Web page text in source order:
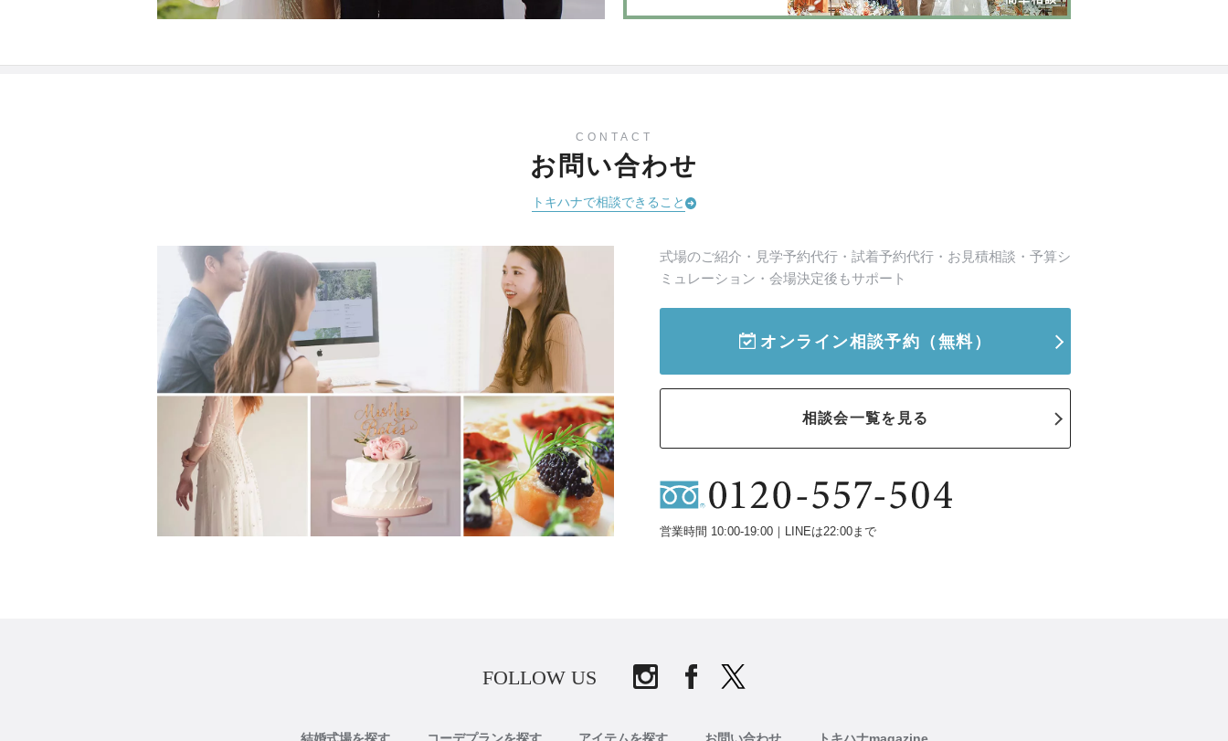
CONTACT
お問い合わせ
トキハナで相談できること
式場のご紹介・見学予約代行・試着予約代行・お見積相談・予算シ
ミュレーション・会場決定後もサポート
オンライン相談予約 （無料）
相談会一覧を見る
営業時間 10:00-19:00｜LINEは22:00まで
FOLLOW US